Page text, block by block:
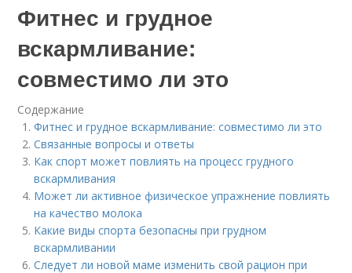
Фитнес и грудное
вскармливание:
совместимо ли это
Содержание
Фитнес и грудное вскармливание: совместимо ли это
Связанные вопросы и ответы
Как спорт может повлиять на процесс грудного
вскармливания
Может ли активное физическое упражнение повлиять
на качество молока
Какие виды спорта безопасны при грудном
вскармливании
Следует ли новой маме изменить свой рацион при